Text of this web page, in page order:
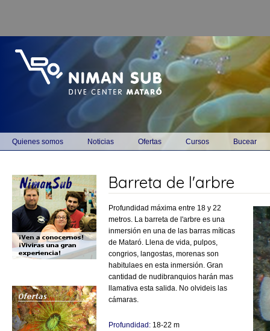
Pasar al contenido
principal
Main menu
Quienes somos Noticias Ofertas Cursos Bucear
Barreta de l'arbre
Profundidad máxima entre 18 y 22
metros. La barreta de l'arbre es una
inmersión en una de las barras míticas
de Mataró. Llena de vida, pulpos,
congrios, langostas, morenas son
habitulaes en esta inmersión. Gran
cantidad de nudibranquios harán mas
llamativa esta salida. No olvideis las
cámaras.
Profundidad: 18-22 m